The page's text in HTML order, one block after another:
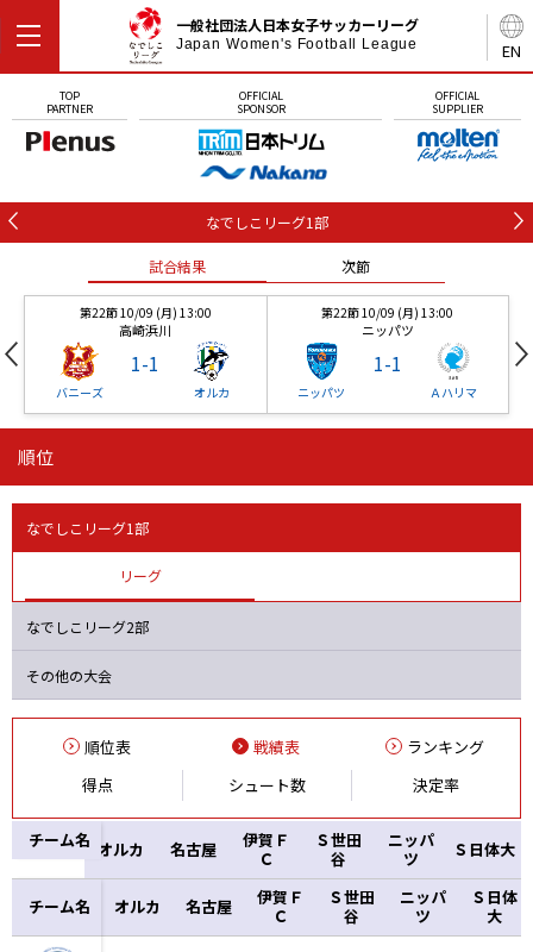
EN
一般社団法人日本女子サッカーリーグ
Japan Women's Football League
TOP
PARTNER
OFFICIAL
SPONSOR
OFFICIAL
SUPPLIER
なでしこリーグ1部
試合結果 次節
第22節 10/09 (月) 13:00
高崎浜川
バニーズ
1-1
オルカ
第22節 10/09 (月) 13:00
ニッパツ
ニッパツ
1-1
Ａハリマ
高崎浜川
1-
ニッパツ
順位
なでしこリーグ1部
リーグ
なでしこリーグ2部
その他の大会
順位表 戦績表
ランキング
得点
シュート数 決定率
チーム名 オルカ 名古屋
伊賀Ｆ
Ｃ
Ｓ世田
谷
ニッパ
ツ
Ｓ日体
大
チーム名
チーム名 オルカ 名古屋
伊賀Ｆ
Ｃ
Ｓ世田
谷
ニッパ
ツ
Ｓ日体大